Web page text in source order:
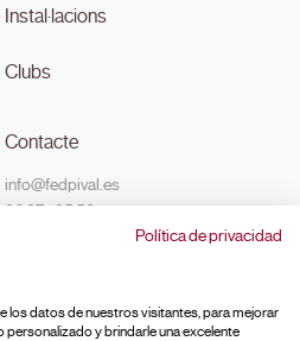
Política de privacidad
los datos de nuestros visitantes, para mejorar
y brindarle una excelente
Instal·lacions
Clubs
Contacte
info@fedpival.es
96 374 95 58
C/Marqués de Sant Joan nº 32,